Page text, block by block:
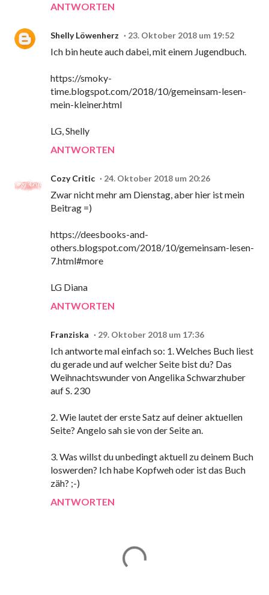
ANTWORTEN
Shelly Löwenherz 23. Oktober 2018 um 19:52
Ich bin heute auch dabei, mit einem Jugendbuch.
https://smoky-
time.blogspot.com/2018/10/gemeinsam-lesen-
mein-kleiner.html
LG, Shelly
ANTWORTEN
Cozy Critic 24. Oktober 2018 um 20:26
Zwar nicht mehr am Dienstag, aber hier ist mein
Beitrag =)
https://deesbooks-and-
others.blogspot.com/2018/10/gemeinsam-lesen-
7.html#more
LG Diana
ANTWORTEN
Franziska 29. Oktober 2018 um 17:36
Ich antworte mal einfach so: 1. Welches Buch liest
du gerade und auf welcher Seite bist du? Das
Weihnachtswunder von Angelika Schwarzhuber
auf S. 230
2. Wie lautet der erste Satz auf deiner aktuellen
Seite? Angelo sah sie von der Seite an.
3. Was willst du unbedingt aktuell zu deinem Buch
loswerden? Ich habe Kopfweh oder ist das Buch
zäh? ;-)
ANTWORTEN